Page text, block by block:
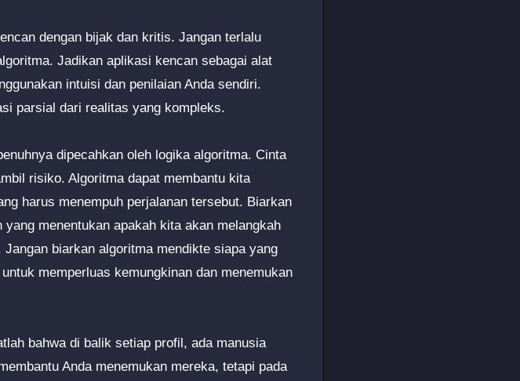
dengan bijak dan kritis. Jangan terlalu
Jadikan aplikasi kencan sebagai alat
intuisi dan penilaian Anda sendiri.
parsial dari realitas yang kompleks.
dipecahkan oleh logika algoritma. Cinta
risiko. Algoritma dapat membantu kita
harus menempuh perjalanan tersebut. Biarkan
menentukan apakah kita akan melangkah
biarkan algoritma mendikte siapa yang
memperluas kemungkinan dan menemukan
bahwa di balik setiap profil, ada manusia
Anda menemukan mereka, tetapi pada